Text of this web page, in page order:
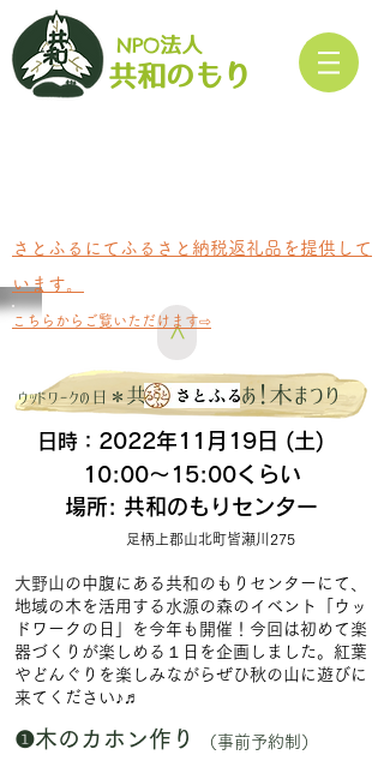
NPO法人​
共和のもり
さとふるにてふるさと納税返礼品を提供して
います。
​こちらからご覧いただけます⇨
日時 ： 2022年11月19日 (土)
10:00〜15:00くらい
場所: 共和のもりセンター
足柄上郡山北町皆瀬川275
大野山の中腹にある共和のもりセンターにて、
地域の木を活用する水源の森のイベント「ウッ
ドワークの日」を今年も開催！今回は初めて楽
器づくりが楽しめる１日を企画しました。紅葉
やどんぐりを楽しみながらぜひ秋の山に遊びに
来てください♪♬
❶木のカホン作り （事前予約制）
ウッドワークの日＊ 共和のもりのあ！木まつり
>